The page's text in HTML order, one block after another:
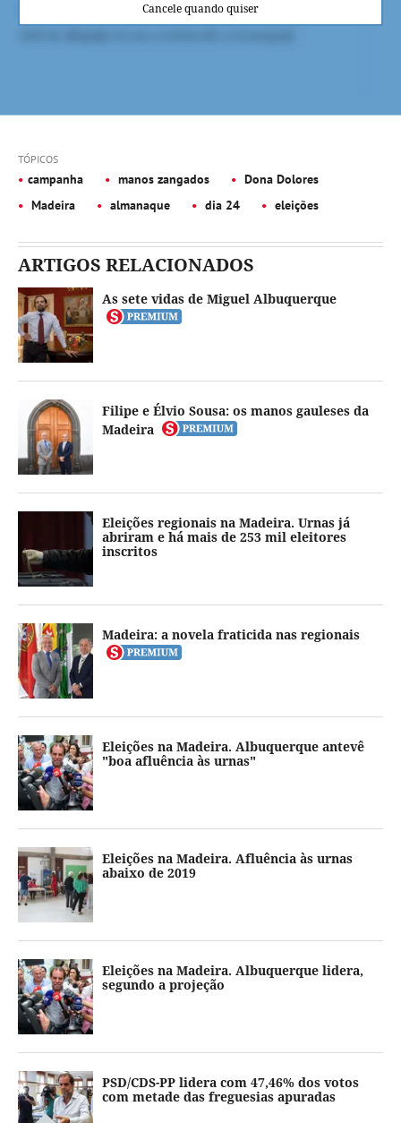
Cancele quando quiser
TÓPICOS
campanha manos zangados
Dona Dolores
Madeira
almanaque dia 24 eleições
ARTIGOS RELACIONADOS
As sete vidas de Miguel Albuquerque
Filipe e Élvio Sousa: os manos gauleses da
Madeira
Eleições regionais na Madeira. Urnas já
abriram e há mais de 253 mil eleitores
inscritos
Madeira: a novela fraticida nas regionais
Eleições na Madeira. Albuquerque antevê
"boa afluência às urnas"
Eleições na Madeira. Afluência às urnas
abaixo de 2019
Eleições na Madeira. Albuquerque lidera,
segundo a projeção
PSD/CDS-PP lidera com 47,46% dos votos
com metade das freguesias apuradas